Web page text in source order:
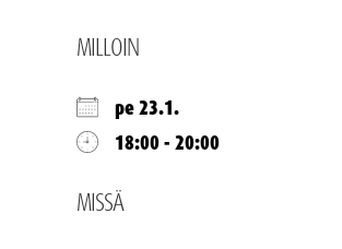
MILLOIN
pe 23.1.
18:00 - 20:00
MISSÄ